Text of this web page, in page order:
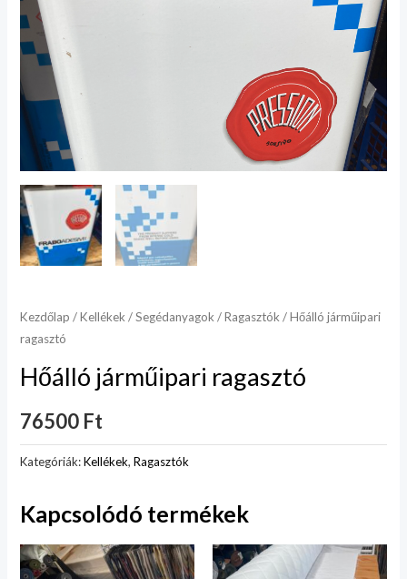
Kezdőlap /Kellékek /Segédanyagok /Ragasztók / Hőálló járműipari
ragasztó
Hőálló járműipari ragasztó
76500 Ft
Kategóriák:Kellékek,Ragasztók
Kapcsolódó termékek